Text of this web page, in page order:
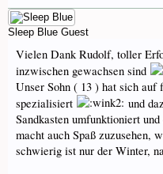
Sleep Blue Guest
Vielen Dank Rudolf, toller
inzwischen gewachsen sind
Unser Sohn ( 13 ) hat sich auf
spezialisiert
und
Sandkasten umfunktioniert
macht auch Spaß zuzusehen,
schwierig ist nur der Winter,